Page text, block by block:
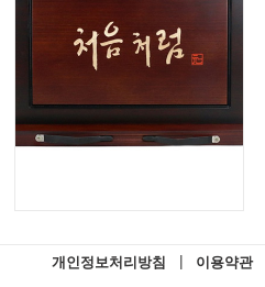
개인정보처리방침 이용약관